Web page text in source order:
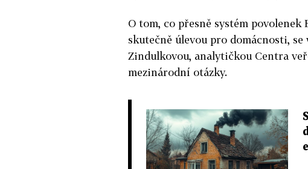
O tom, co přesně systém povolenek
skutečně úlevou pro domácnosti,
Zindulkovou, analytičkou Centra
mezinárodní otázky.